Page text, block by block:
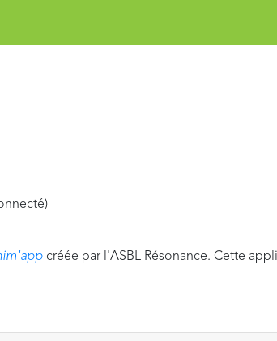
créée par l'ASBL Résonance. Cette